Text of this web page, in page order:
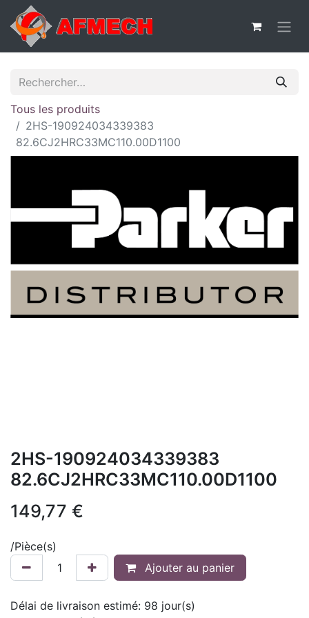
Tous les produits
2HS-190924034339383
82.6CJ2HRC33MC110.00D1100
2HS-190924034339383
82.6CJ2HRC33MC110.00D1100
149,77 €
/Pièce(s)
Ajouter au panier
Délai de livraison estimé: 98 jour(s)